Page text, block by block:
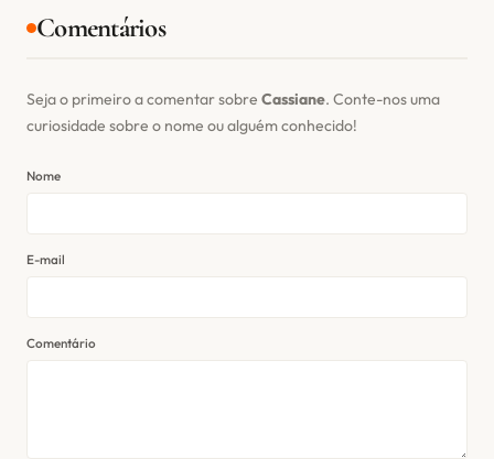
Comentários
Seja o primeiro a comentar sobre Cassiane. Conte-nos uma
curiosidade sobre o nome ou alguém conhecido!
Nome
E-mail
Comentário